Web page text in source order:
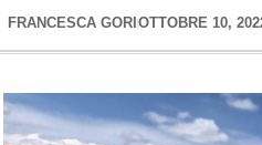
FRANCESCA GORI OTTOBRE 10,